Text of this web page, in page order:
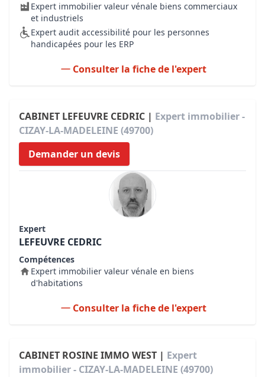
Expert immobilier valeur vénale biens commerciaux
et industriels
Expert audit accessibilité pour les personnes
handicapées pour les ERP
Consulter la fiche de l'expert
CABINET LEFEUVRE CEDRIC | Expert immobilier -
CIZAY-LA-MADELEINE (49700)
Demander un devis
Expert
LEFEUVRE CEDRIC
Compétences
Expert immobilier valeur vénale en biens
d'habitations
Consulter la fiche de l'expert
CABINET ROSINE IMMO WEST | Expert
immobilier - CIZAY-LA-MADELEINE (49700)